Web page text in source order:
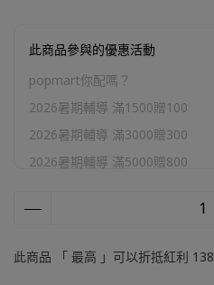
此商品參與的優惠活動
popmart你配嗎？
2026暑期輔導 滿1500贈100
2026暑期輔導 滿3000贈300
2026暑期輔導 滿5000贈800
官網加購區
此商品 「 最高 」可以折抵紅利 138